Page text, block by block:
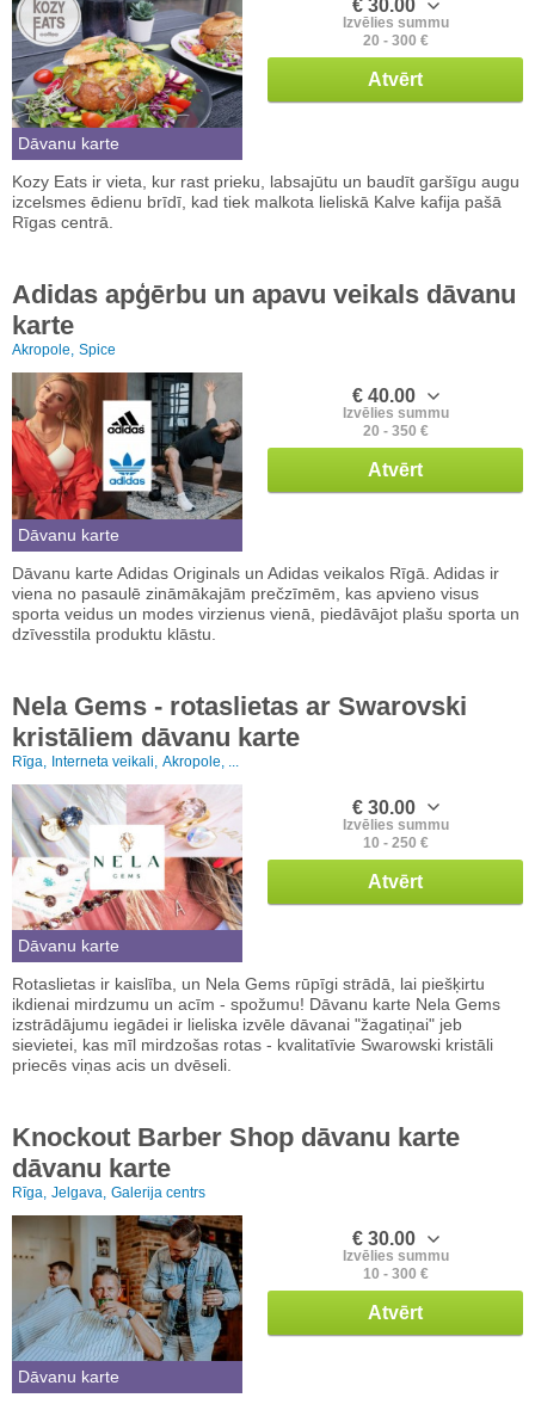
Dāvanu karte
€ 30.00
Izvēlies summu
20 - 300 €
Atvērt
Kozy Eats ir vieta, kur rast prieku, labsajūtu un baudīt garšīgu augu
izcelsmes ēdienu brīdī, kad tiek malkota lieliskā Kalve kafija pašā
Rīgas centrā.
Adidas apģērbu un apavu veikals dāvanu
karte
Akropole, Spice
Dāvanu karte
€ 40.00
Izvēlies summu
20 - 350 €
Atvērt
Dāvanu karte Adidas Originals un Adidas veikalos Rīgā. Adidas ir
viena no pasaulē zināmākajām prečzīmēm, kas apvieno visus
sporta veidus un modes virzienus vienā, piedāvājot plašu sporta un
dzīvesstila produktu klāstu.
Nela Gems - rotaslietas ar Swarovski
kristāliem dāvanu karte
Rīga, Interneta veikali, Akropole, ...
Dāvanu karte
€ 30.00
Izvēlies summu
10 - 250 €
Atvērt
Rotaslietas ir kaislība, un Nela Gems rūpīgi strādā, lai piešķirtu
ikdienai mirdzumu un acīm - spožumu! Dāvanu karte Nela Gems
izstrādājumu iegādei ir lieliska izvēle dāvanai "žagatiņai" jeb
sievietei, kas mīl mirdzošas rotas - kvalitatīvie Swarowski kristāli
priecēs viņas acis un dvēseli.
Knockout Barber Shop dāvanu karte
dāvanu karte
Rīga, Jelgava, Galerija centrs
Dāvanu karte
€ 30.00
Izvēlies summu
10 - 300 €
Atvērt